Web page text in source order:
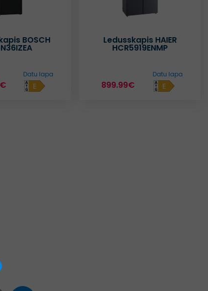
BOSCH
E
Datu lapa
Ledusskapis HAIER
HCR5919ENMP
899.99€ E
Datu lapa